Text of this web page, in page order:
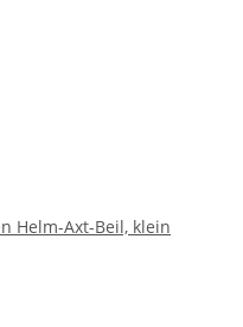
Helm-Axt-Beil, klein